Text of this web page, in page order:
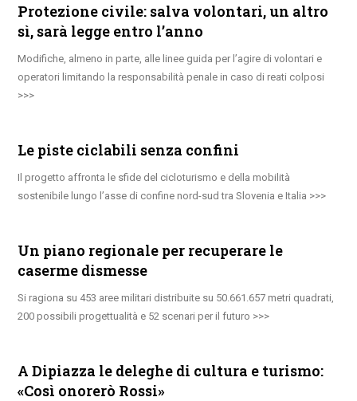
Protezione civile: salva volontari, un altro
sì, sarà legge entro l’anno
Modifiche, almeno in parte, alle linee guida per l’agire di volontari e
operatori limitando la responsabilità penale in caso di reati colposi
Le piste ciclabili senza confini
Il progetto affronta le sfide del cicloturismo e della mobilità
sostenibile lungo l’asse di confine nord-sud tra Slovenia e Italia
Un piano regionale per recuperare le
caserme dismesse
Si ragiona su 453 aree militari distribuite su 50.661.657 metri quadrati,
200 possibili progettualità e 52 scenari per il futuro
A Dipiazza le deleghe di cultura e turismo:
«Così onorerò Rossi»